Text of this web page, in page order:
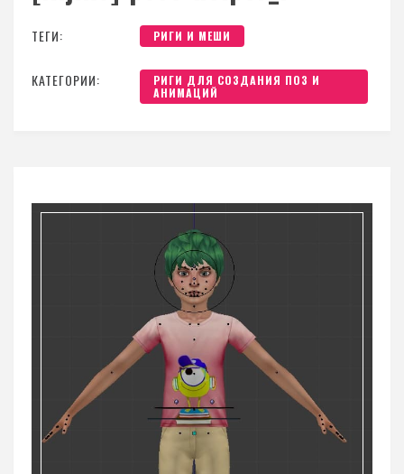
ТЕГИ: РИГИ И МЕШИ
КАТЕГОРИИ:
РИГИ ДЛЯ СОЗДАНИЯ ПОЗ И
АНИМАЦИЙ